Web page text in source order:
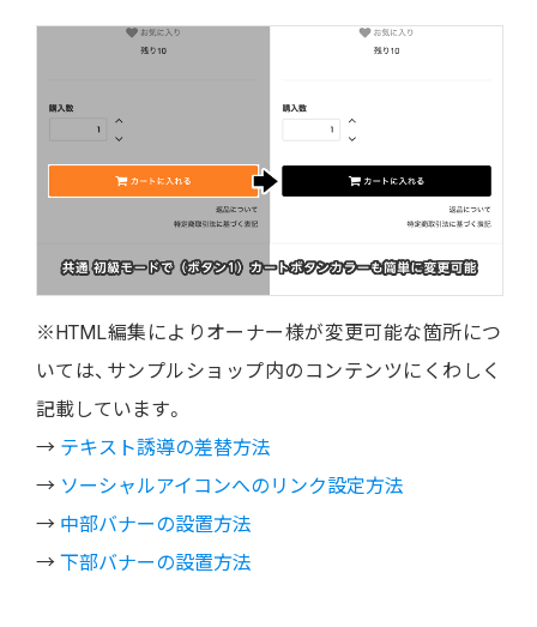
※HTML編集によりオーナー様が変更可能な箇所につ
いては、サンプルショップ内のコンテンツにくわしく
記載しています。
→ テキスト誘導の差替方法
→ ソーシャルアイコンへのリンク設定方法
→ 中部バナーの設置方法
→ 下部バナーの設置方法